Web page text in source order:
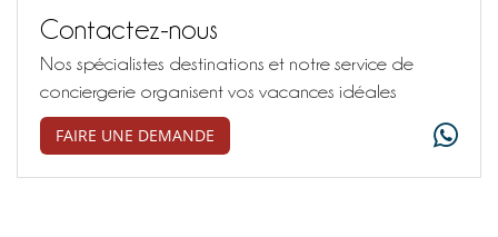
Contactez-nous
Nos spécialistes destinations et notre service de
conciergerie organisent vos vacances idéales
FAIRE UNE DEMANDE